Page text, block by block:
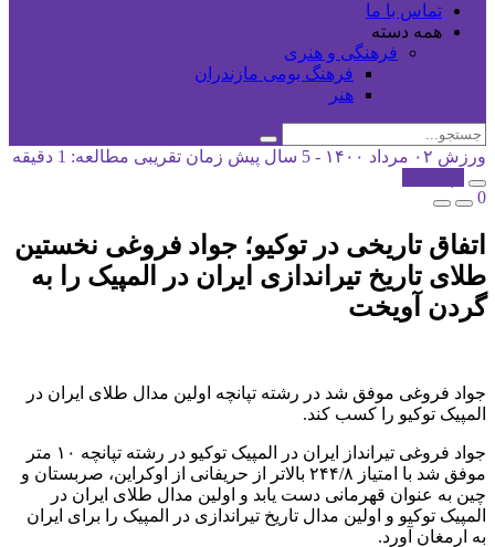
تماس با ما
همه دسته
فرهنگی و هنری
فرهنگ بومی مازندران
هنر
ورزش ۰۲ مرداد ۱۴۰۰ - 5 سال پیش
زمان تقریبی مطالعه: 1 دقیقه
0
اتفاق تاریخی در توکیو؛ جواد فروغی نخستین
طلای تاریخ تیراندازی ایران در المپیک را به
گردن آویخت
جواد فروغی موفق شد در رشته تپانچه اولین مدال طلای ایران در
المپیک توکیو را کسب کند.
جواد فروغی تیرانداز ایران در المپیک توکیو در رشته تپانچه ۱۰ متر
موفق شد با امتیاز ۲۴۴/۸ بالاتر از حریفانی از اوکراین، صربستان و
چین به عنوان قهرمانی دست یابد و اولین مدال طلای ایران در
المپیک توکیو و اولین مدال تاریخ تیراندازی در المپیک را برای ایران
به ارمغان آورد.